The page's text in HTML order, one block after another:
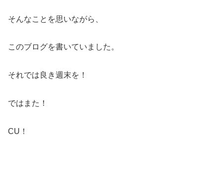
そんなことを思いながら、
このブログを書いていました。
それでは良き週末を！
ではまた！
CU！